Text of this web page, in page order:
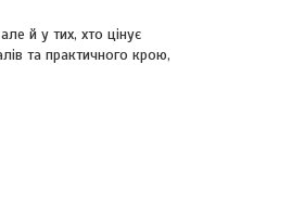
й у тих, хто цінує
та практичного крою,